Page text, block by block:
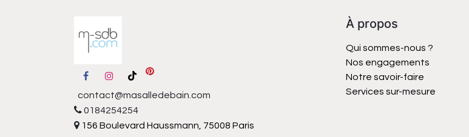
contact@masalledebain.com
0184254254
156 Boulevard Haussmann, 75008 Paris
À propos
Qui sommes-nous ?
Nos engagements
Notre savoir-faire
Services sur-mesure